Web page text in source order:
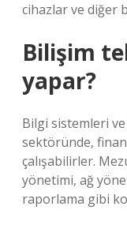
cihazlar ve diğer
Bilişim
yapar?
Bilgi sistemleri
sektöründe,
çalışabilirler.
yönetimi, ağ
raporlama gibi